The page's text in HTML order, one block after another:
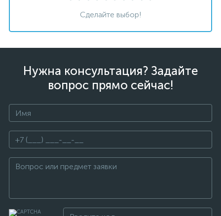
Сделайте выбор!
Нужна консультация? Задайте
вопрос прямо сейчас!